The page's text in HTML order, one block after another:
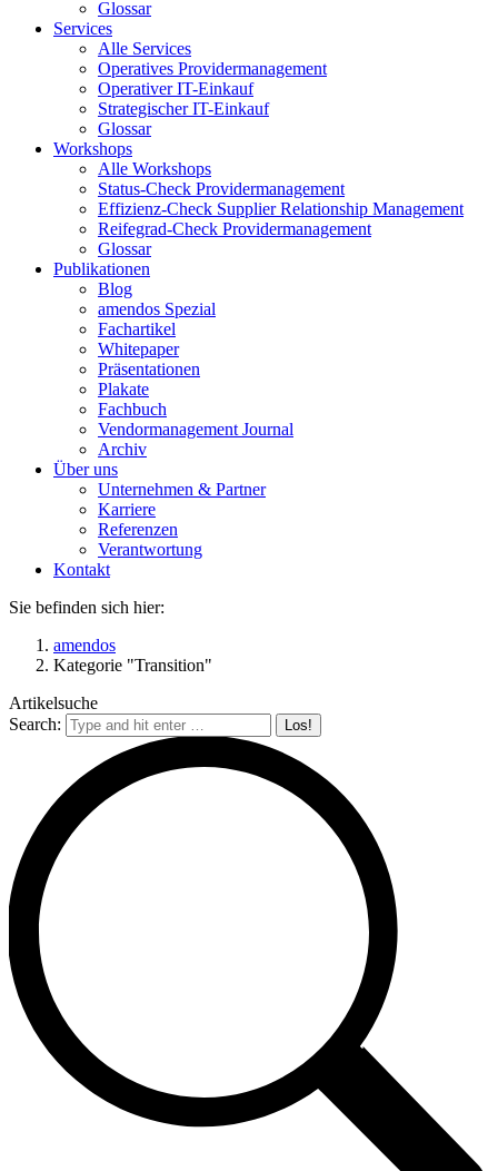
Glossar
Services
Alle Services
Operatives Providermanagement
Operativer IT-Einkauf
Strategischer IT-Einkauf
Glossar
Workshops
Alle Workshops
Status-Check Providermanagement
Effizienz-Check Supplier Relationship Management
Reifegrad-Check Providermanagement
Glossar
Publikationen
Blog
amendos Spezial
Fachartikel
Whitepaper
Präsentationen
Plakate
Fachbuch
Vendormanagement Journal
Archiv
Über uns
Unternehmen & Partner
Karriere
Referenzen
Verantwortung
Kontakt
Sie befinden sich hier:
amendos
Kategorie "Transition"
Artikelsuche
Search: